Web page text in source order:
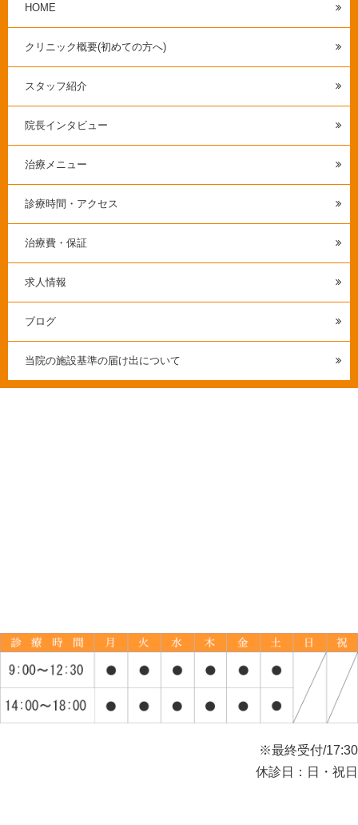
HOME
クリニック概要(初めての方へ)
スタッフ紹介
院長インタビュー
治療メニュー
診療時間・アクセス
治療費・保証
求人情報
ブログ
当院の施設基準の届け出について
※最終受付/17:30
休診日：日・祝日